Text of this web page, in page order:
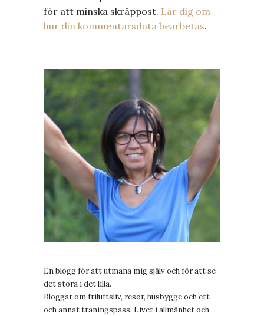
för att minska skräppost. Lär dig om
hur din kommentarsdata bearbetas.
En blogg för att utmana mig själv och för att se
det stora i det lilla.
Bloggar om friluftsliv, resor, husbygge och ett
och annat träningspass. Livet i allmänhet och